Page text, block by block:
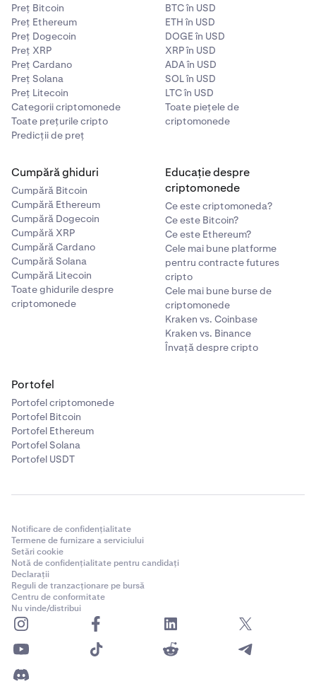
Preț Bitcoin
Preț Ethereum
Preț Dogecoin
Preț XRP
Preț Cardano
Preț Solana
Preț Litecoin
Categorii criptomonede
Toate prețurile cripto
Predicții de preț
BTC în USD
ETH în USD
DOGE în USD
XRP în USD
ADA în USD
SOL în USD
LTC în USD
Toate piețele de
criptomonede
Cumpără ghiduri
Cumpără Bitcoin
Cumpără Ethereum
Cumpără Dogecoin
Cumpără XRP
Cumpără Cardano
Cumpără Solana
Cumpără Litecoin
Toate ghidurile despre
criptomonede
Educație despre
criptomonede
Ce este criptomoneda?
Ce este Bitcoin?
Ce este Ethereum?
Cele mai bune platforme
pentru contracte futures
cripto
Cele mai bune burse de
criptomonede
Kraken vs. Coinbase
Kraken vs. Binance
Învață despre cripto
Portofel
Portofel criptomonede
Portofel Bitcoin
Portofel Ethereum
Portofel Solana
Portofel USDT
Notificare de confidențialitate
Termene de furnizare a serviciului
Setări cookie
Notă de confidențialitate pentru candidați
Declarații
Reguli de tranzacționare pe bursă
Centru de conformitate
Nu vinde/distribui